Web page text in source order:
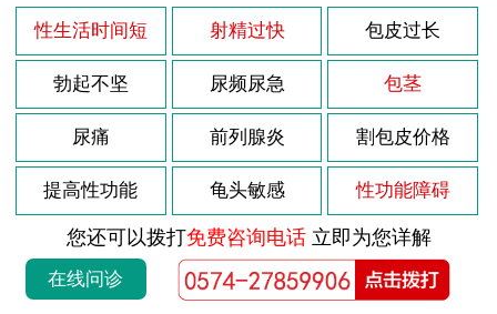
龟头炎是什么引起 2026-08-03
包皮龟头炎会复发吗 2026-08-03
导致包皮龟头炎原因 2026-08-03
前列腺肥大如何调理 2026-08-03
前列腺肥大什么原因 2026-08-03
前列腺炎的病因是什么 2026-08-03
前列腺的症状是怎样的 2026-08-03
男性尿道炎发病原因分析 2026-07-29
性生活时间短 射精过快 包皮过长
勃起不坚 尿频尿急 包茎
尿痛 前列腺炎 割包皮价格
提高性功能 龟头敏感 性功能障碍
您还可以拨打免费咨询电话立即为您详解
在线问诊